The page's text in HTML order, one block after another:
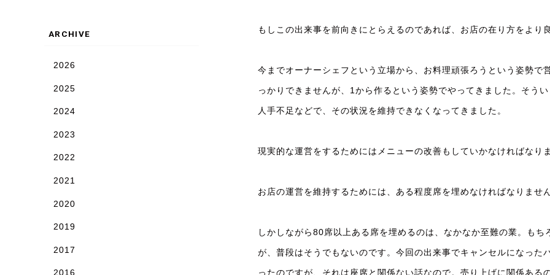
もしこの出来事を前向きにとらえるのであれば、お店の在り方をよ
今までオーナーシェフという立場から、お料理頑張ろうという姿勢
っかりできませんが、1から作るという姿勢でやってきました。そう
人手不足などで、その状況を維持できなくなってきました。
現実的な運営をするためにはメニューの改善もしていかなければなり
お店の運営を維持するためには、ある程度席を埋めなければなりませ
しかしながら80席以上ある席を埋めるのは、なかなか至難の業。も
が、普段はそうでもないのです。今回の出来事でキャンセルになっ
ったのですが、それは座席と関係ない話なので。売り上げに関係ある
ARCHIVE
2026
2025
2024
2023
2022
2021
2020
2019
2017
2016